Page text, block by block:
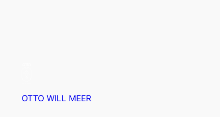
OTTO WILL MEER